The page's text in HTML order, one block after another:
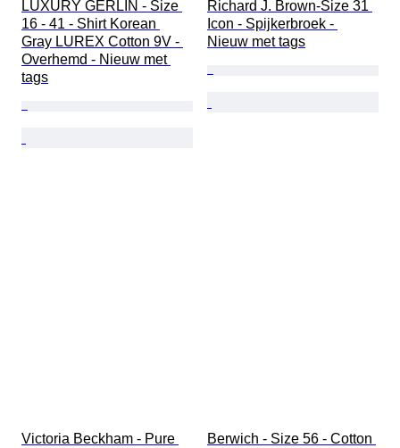
LUXURY GERLIN - Size
16 - 41 - Shirt Korean
Gray LUREX Cotton 9V -
Overhemd - Nieuw met
tags
Richard J. Brown-Size 31
Icon - Spijkerbroek -
Nieuw met tags
Victoria Beckham - Pure
Berwich - Size 56 - Cotton